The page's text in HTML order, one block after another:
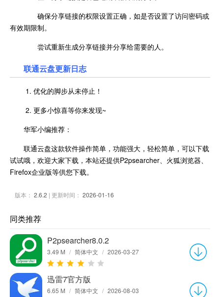
确保分享链接的权限设置正确，如是否设置了访问密码或
有效期限制。
尝试重新生成分享链接并分享给需要的人。
联通云盘更新日志
1. 优化的脚步从未停止！
2. 更多小惊喜等你来发现~
华军小编推荐：
联通云盘这款软件操作简单，功能强大，轻松简单，可以下载
试试哦，欢迎大家下载，本站还提供P2psearcher、火狐浏览器、
Firefox企业版等供您下载。
版本： 2.6.2 | 更新时间： 2026-01-16
同类推荐
P2psearcher8.0.2
3.49 M / 简体中文 / 2026-03-27
迅雷7官方版
6.65 M / 简体中文 / 2026-08-03